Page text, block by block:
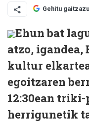
Gehitu
Ehun bat
atzo, igandea,
kultur
egoitzaren
12:30ean
herrigunetik